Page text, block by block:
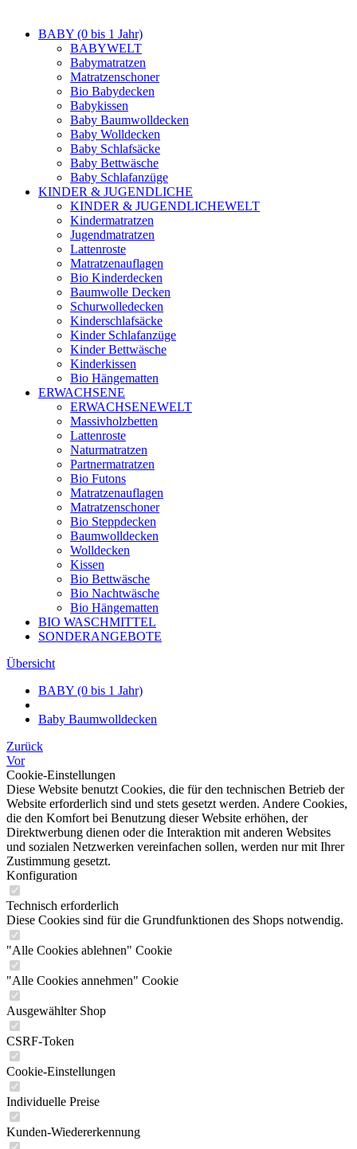
BABY (0 bis 1 Jahr)
BABYWELT
Babymatratzen
Matratzenschoner
Bio Babydecken
Babykissen
Baby Baumwolldecken
Baby Wolldecken
Baby Schlafsäcke
Baby Bettwäsche
Baby Schlafanzüge
KINDER & JUGENDLICHE
KINDER & JUGENDLICHEWELT
Kindermatratzen
Jugendmatratzen
Lattenroste
Matratzenauflagen
Bio Kinderdecken
Baumwolle Decken
Schurwolledecken
Kinderschlafsäcke
Kinder Schlafanzüge
Kinder Bettwäsche
Kinderkissen
Bio Hängematten
ERWACHSENE
ERWACHSENEWELT
Massivholzbetten
Lattenroste
Naturmatratzen
Partnermatratzen
Bio Futons
Matratzenauflagen
Matratzenschoner
Bio Steppdecken
Baumwolldecken
Wolldecken
Kissen
Bio Bettwäsche
Bio Nachtwäsche
Bio Hängematten
BIO WASCHMITTEL
SONDERANGEBOTE
Übersicht
BABY (0 bis 1 Jahr)
Baby Baumwolldecken
Zurück
Vor
Cookie-Einstellungen
Diese Website benutzt Cookies, die für den technischen Betrieb der
Website erforderlich sind und stets gesetzt werden. Andere Cookies,
die den Komfort bei Benutzung dieser Website erhöhen, der
Direktwerbung dienen oder die Interaktion mit anderen Websites
und sozialen Netzwerken vereinfachen sollen, werden nur mit Ihrer
Zustimmung gesetzt.
Konfiguration
Technisch erforderlich
Diese Cookies sind für die Grundfunktionen des Shops notwendig.
"Alle Cookies ablehnen" Cookie
"Alle Cookies annehmen" Cookie
Ausgewählter Shop
CSRF-Token
Cookie-Einstellungen
Individuelle Preise
Kunden-Wiedererkennung